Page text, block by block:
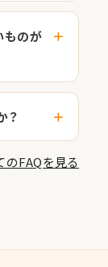
ものが
？
のFAQを見る